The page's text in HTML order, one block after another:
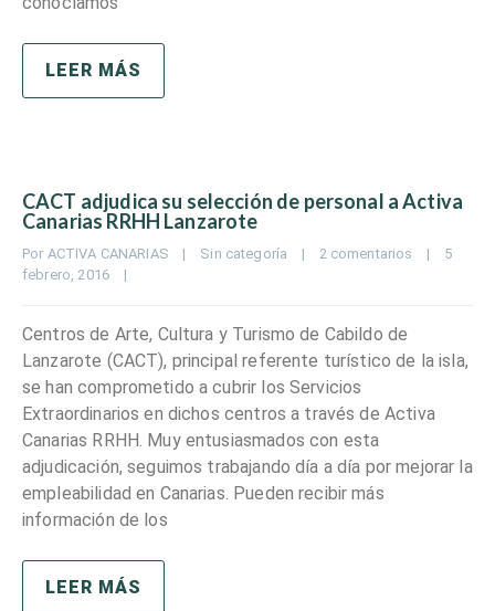
LEER MÁS
CACT adjudica su selección de personal a Activa
Canarias RRHH Lanzarote
Por ACTIVA CANARIAS | Sin categoría | 2 comentarios |
5
febrero, 2016 |
Centros de Arte, Cultura y Turismo de Cabildo de
Lanzarote (CACT), principal referente turístico de la isla,
se han comprometido a cubrir los Servicios
Extraordinarios en dichos centros a través de Activa
Canarias RRHH. Muy entusiasmados con esta
adjudicación, seguimos trabajando día a día por mejorar la
empleabilidad en Canarias. Pueden recibir más
información de los
LEER MÁS